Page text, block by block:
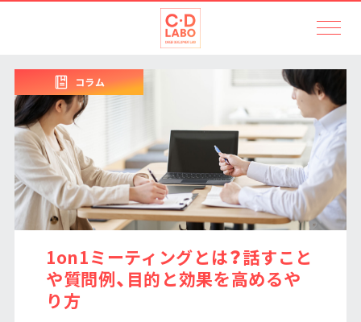
1on1ミーティングとは？話すこと
や質問例、目的と効果を高めるや
り方
コラム